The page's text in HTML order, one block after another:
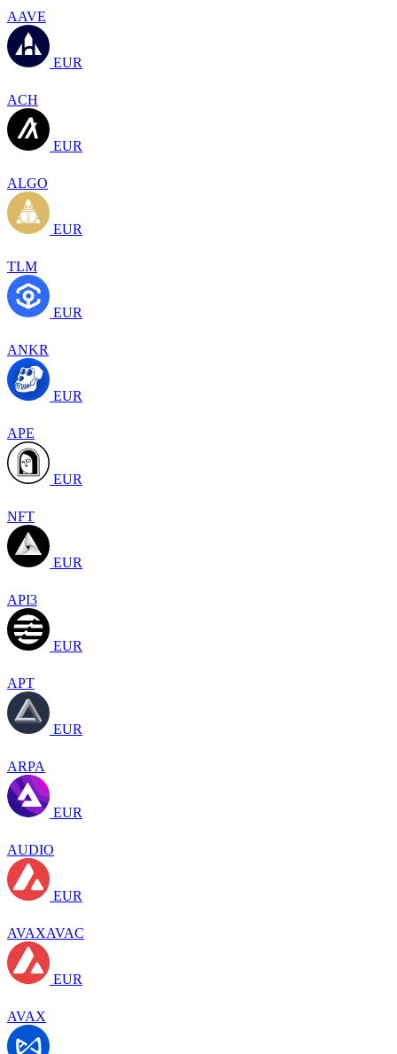
AAVE
EUR
ACH
EUR
ALGO
EUR
TLM
EUR
ANKR
EUR
APE
EUR
NFT
EUR
API3
EUR
APT
EUR
ARPA
EUR
AUDIO
EUR
AVAXAVAC
EUR
AVAX